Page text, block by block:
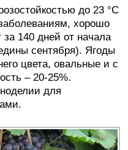
до 23 °C
хорошо
за 140 дней от начала
сентября). Ягоды
цвета, овальные и с
– 20-25%.
для